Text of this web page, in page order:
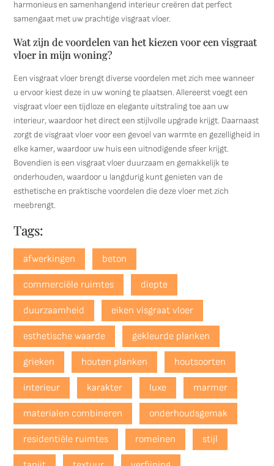
harmonieus en samenhangend interieur creëren dat perfect
samengaat met uw prachtige visgraat vloer.
Wat zijn de voordelen van het kiezen voor een visgraat
vloer in mijn woning?
Een visgraat vloer brengt diverse voordelen met zich mee wanneer
u ervoor kiest deze in uw woning te plaatsen. Allereerst voegt een
visgraat vloer een tijdloze en elegante uitstraling toe aan uw
interieur, waardoor het direct een stijlvolle upgrade krijgt. Daarnaast
zorgt de visgraat vloer voor een gevoel van warmte en gezelligheid in
elke kamer, waardoor uw huis een uitnodigende sfeer krijgt.
Bovendien is een visgraat vloer duurzaam en gemakkelijk te
onderhouden, waardoor u langdurig kunt genieten van de
esthetische en praktische voordelen die deze vloer met zich
meebrengt.
Tags:
afwerkingen beton
commerciële ruimtes diepte
duurzaamheid eiken visgraat vloer
esthetische waarde gekleurde planken
grieken houten planken houtsoorten
interieur karakter luxe marmer
materialen combineren onderhoudsgemak
residentiële ruimtes romeinen stijl